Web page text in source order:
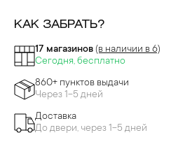
КАК ЗАБРАТЬ?
17 магазинов (в наличии в 6)
Сегодня, бесплатно
860+ пунктов выдачи
Через 1-5 дней
Доставка
До двери, через 1-5 дней